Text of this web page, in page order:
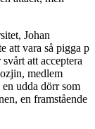
Johan
att vara så pigga p
att acceptera
medlem
udda dörr som
en framstående